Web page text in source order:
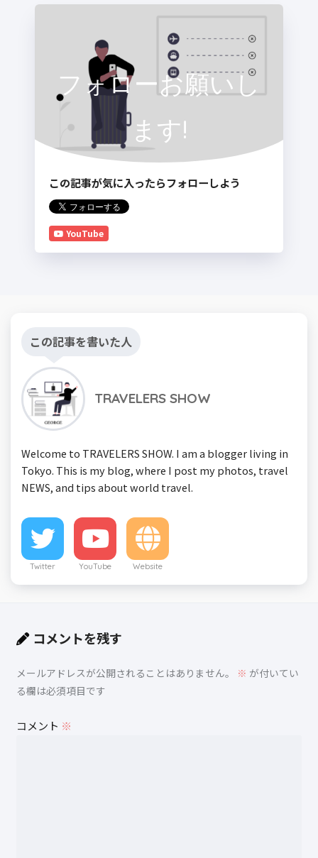
フォローお願いし
ます!
この記事が気に入ったらフォローしよう
YouTube
この記事を書いた人
TRAVELERS SHOW
Welcome to TRAVELERS SHOW. I am a blogger living in
Tokyo. This is my blog, where I post my photos, travel
NEWS, and tips about world travel.
Twitter YouTube Website
コメントを残す
メールアドレスが公開されることはありません。 ※ が付いてい
る欄は必須項目です
コメント ※